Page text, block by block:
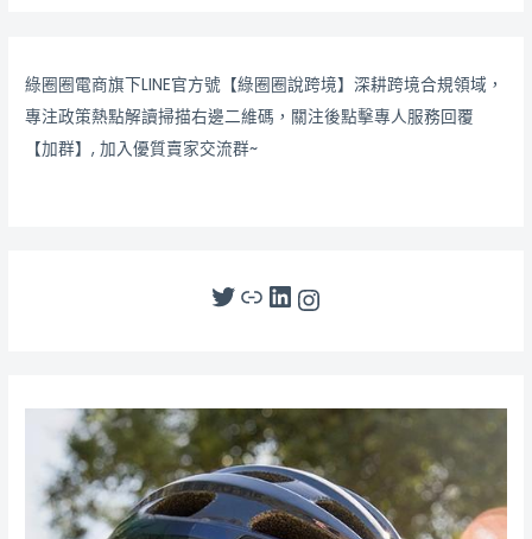
綠圈圈電商旗下LINE官方號【綠圈圈說跨境】深耕跨境合規領域，
專注政策熱點解讀掃描右邊二維碼，關注後點擊專人服務回覆
【加群】, 加入優質賣家交流群~